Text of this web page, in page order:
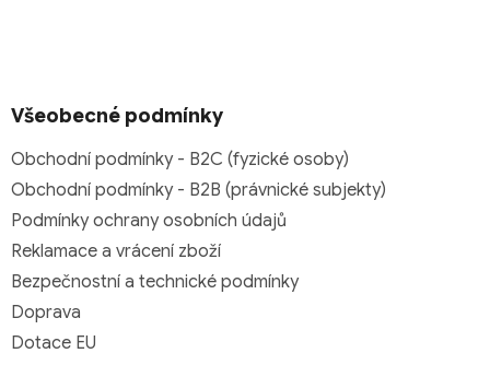
Všeobecné podmínky
Obchodní podmínky - B2C (fyzické osoby)
Obchodní podmínky - B2B (právnické subjekty)
Podmínky ochrany osobních údajů
Reklamace a vrácení zboží
Bezpečnostní a technické podmínky
Doprava
Dotace EU